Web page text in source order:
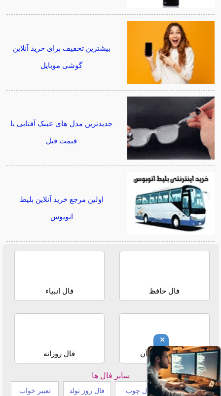
بیشترین تخفیف برای خرید آنلاین
گوشی موبایل
جدیدترین مدل های عینک آفتابی با
قیمت قبل
اولین مرجع خرید آنلاین بلیط
اتوبوس
فال حافظ فال انبیاء
استخاره با قرآن فال روزانه
سایر فال ها
طالع بینی هندی فال چوب فال روز تولد تعبیر خواب
×